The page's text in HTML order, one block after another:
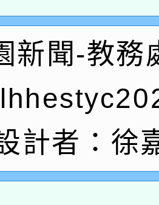
航」
育部國民及學前
灣師範大學辦
促進學校輔導
習」實施計畫
家教育研究院
教育政策研討
國際趨勢與發展
部國民及學前
政府教育局辦
立臺灣師範大學
臺北學習中心
關國立成功大學
民及學前教育
新聞-教務
計者：徐